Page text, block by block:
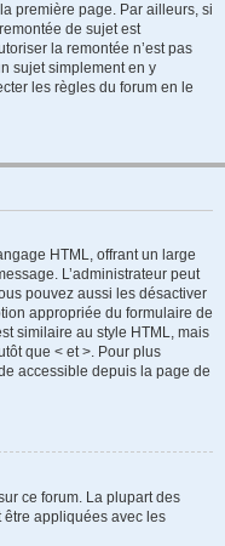
première page. Par ailleurs, si
de sujet est
la remontée n’est pas
sujet simplement en y
les règles du forum en le
HTML, offrant un large
L’administrateur peut
pouvez aussi les désactiver
appropriée du formulaire de
similaire au style HTML, mais
que < et >. Pour plus
accessible depuis la page de
ce forum. La plupart des
être appliquées avec les